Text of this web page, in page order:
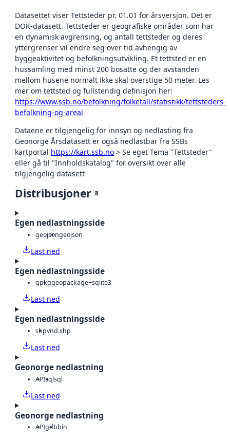
Datasettet viser Tettsteder pr. 01.01 for årsversjon. Det er
DOK-datasett. Tettsteder er geografiske områder som har
en dynamisk avgrensing, og antall tettsteder og deres
yttergrenser vil endre seg over tid avhengig av
byggeaktivitet og befolkningsutvikling. Et tettsted er en
hussamling med minst 200 bosatte og der avstanden
mellom husene normalt ikke skal overstige 50 meter. Les
mer om tettsted og fullstendig definisjon her:
https://www.ssb.no/befolkning/folketall/statistikk/tettsteders-
befolkning-og-areal
Dataene er tilgjengelig for innsyn og nedlasting fra
Geonorge Årsdatasett er også nedlastbar fra SSBs
kartportal https://kart.ssb.no > Se eget Tema "Tettsteder"
eller gå til "Innholdskatalog" for oversikt over alle
tilgjengelig datasett
Distribusjoner 8
Egen nedlastningsside
geojsongeojson
Last ned
Egen nedlastningsside
gpkggeopackage+sqlite3
Last ned
Egen nedlastningsside
shpvnd.shp
Last ned
Geonorge nedlastning
APIsqlsql
Last ned
Geonorge nedlastning
APIgdbbin